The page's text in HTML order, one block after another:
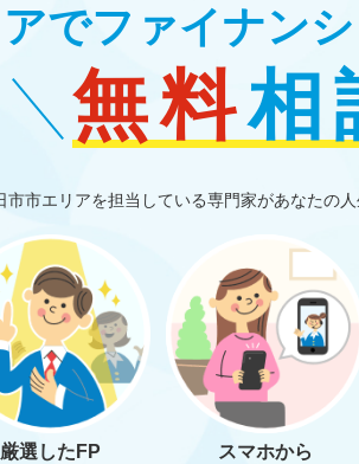
でファイナン
無料相
市市エリアを担当している専門家があなたの人
厳選したFP
スマホから